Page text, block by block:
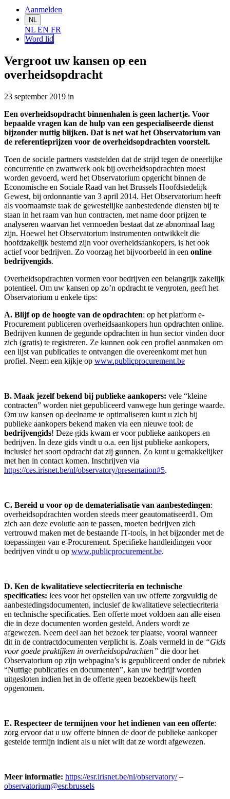
Aanmelden
NL
NL EN FR
Word lid
Vergroot uw kansen op een
overheidsopdracht
23 september 2019 in
Een overheidsopdracht binnenhalen is geen lachertje. Voor
bepaalde vragen kan de hulp van een gespecialiseerde dienst
bijzonder nuttig blijken. Dat is net wat het Observatorium van
de referentieprijzen voor de overheidsopdrachten voorstelt.
Toen de sociale partners vaststelden dat de strijd tegen de oneerlijke
concurrentie en zwartwerk ook bij overheidsopdrachten moest
worden gevoerd, werd het Observatorium opgericht binnen de
Economische en Sociale Raad van het Brussels Hoofdstedelijk
Gewest, bij ordonnantie van 3 april 2014. Het Observatorium heeft
als voornaamste taak de gewestelijke aanbestedende diensten bij te
staan in het raam van hun contracten, met name door prijzen te
analyseren waarvan het vermoeden bestaat dat ze abnormaal laag
zijn. Hoewel het Observatorium instrumenten ontwikkelt die
hoofdzakelijk bestemd zijn vooroverheidsaankopers, is het ook
actief voorbedrijven. Zo voorzag het bijvoorbeeld in een online
bedrijvengids.
Overheidsopdrachten vormen voor bedrijven een belangrijk zakelijk
potentieel. Om uw kansen op zo’n opdracht te vergroten, geeft het
Observatorium u enkele tips:
A. Blijf op de hoogte van de opdrachten: op het platform e-
Procurement publiceren overheidsaankopers hun opdrachten online.
Bedrijven kunnen de gegunde opdrachten in hun sector vinden door
zich (gratis) te registreren. Ze kunnen ook een profiel aanmaken om
een lijst van publicaties te ontvangen die overeenkomt met hun
profiel. Neem een kijkje op www.publicprocurement.be
B. Maak jezelf bekend bij publieke aankopers: vele “kleine
contracten” worden niet gepubliceerd vanwege hun geringe waarde.
Om uw kansen op deelname te optimaliseren kunt u zich bij
publieke aankopers bekend maken via een nieuwe tool: de
bedrijvengids! Deze gids kwam ervoorpublieke aankopers en
bedrijven. In deze gids vindt u o.a. een lijst publieke aankopers,
inclusief het soort opdracht dat zij gunnen. Zo kunt u gemakkelijker
met hen in contact komen. Inschrijven via
https://ces.irisnet.be/nl/observatory/presentation#5.
C. Bereid u voor op de dematerialisatie van aanbestedingen:
overheidsopdrachten worden steeds meer geautomatiseerd1 . Om
zich aan deze evolutie aan te passen, moeten bedrijven zich
vertrouwd maken met de bestaande IT-tools, in het bijzonder met de
toepassingen van e-Procurement. Specifieke handleidingen voor
bedrijven vindt u op www.publicprocurement.be.
D. Ken de kwalitatieve selectiecriteria en technische
specificaties: lees voor het opstellen van uw offerte zorgvuldig de
aanbestedingsdocumenten, inclusief de kwalitatieve selectiecriteria
en technische specificaties. Een offerte moet voldoen aan alle eisen
die in deze documenten worden gesteld. Anders wordt ze
afgewezen. Neem deel aan het bezoek ter plaatse, vooral wanneer
dit in de contractdocumenten verplicht is. Zoals vermeld in de “Gids
voor goede praktijken in overheidsopdrachten” die door het
Observatorium op zijn webpagina’s is gepubliceerd onder de rubriek
“Nuttige publicaties en documenten”, kan uw bedrijf worden
uitgesloten indien het in de offerte geen bezoekbewijs heeft
opgenomen.
E. Respecteer de termijnen voor het indienen van een offerte:
zorg ervoor dat u uw offerte binnen de door de publieke aankoper
gestelde termijn indient als u niet wilt dat ze wordt afgewezen.
Meer informatie: https://esr.irisnet.be/nl/observatory/ –
observatorium@esr.brussels